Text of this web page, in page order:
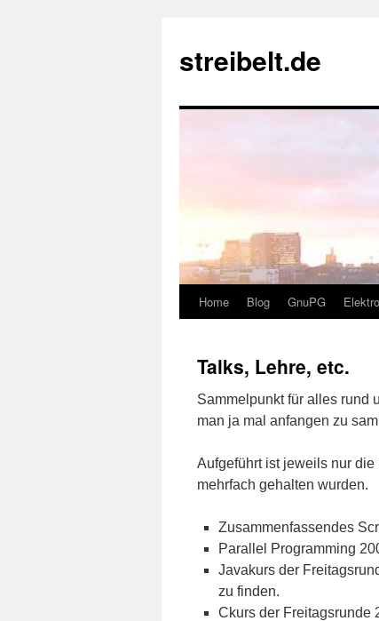
springen
streibelt.de
Home Blog GnuPG
Talks, Lehre, etc.
Sammelpunkt für alles rund
man ja mal anfangen zu
Aufgeführt ist jeweils nur
mehrfach gehalten wurden.
Zusammenfassendes
Parallel Programming
Javakurs der
zu finden.
Ckurs der Freitagsrunde